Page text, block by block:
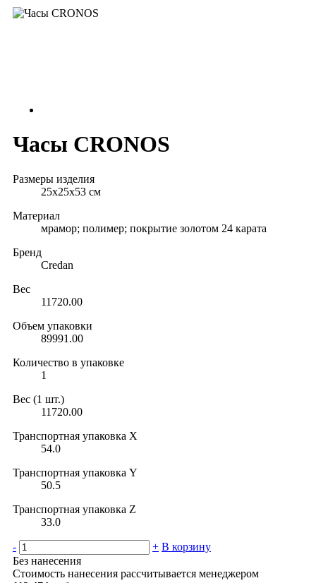
Часы CRONOS
Размеры изделия
25x25x53 см
Материал
мрамор; полимер; покрытие золотом 24 карата
Бренд
Credan
Вес
11720.00
Объем упаковки
89991.00
Количество в упаковке
1
Вес (1 шт.)
11720.00
Транспортная упаковка X
54.0
Транспортная упаковка Y
50.5
Транспортная упаковка Z
33.0
- + В корзину
Без нанесения
Стоимость нанесения рассчитывается менеджером